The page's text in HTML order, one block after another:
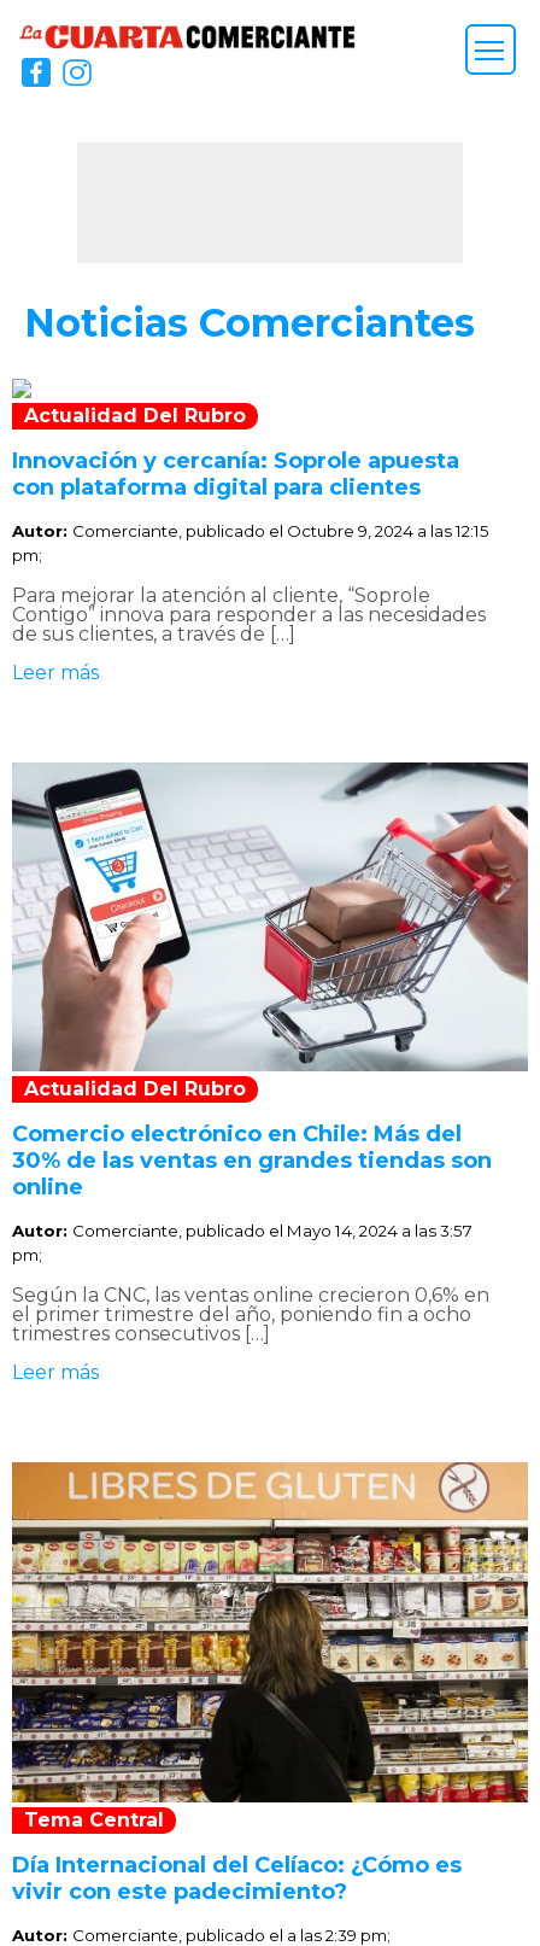
Noticias Comerciantes
Actualidad Del Rubro
Innovación y cercanía: Soprole apuesta
con plataforma digital para clientes
Autor: Comerciante, publicado el Octubre 9, 2024 a las 12:15
pm;
Para mejorar la atención al cliente, “Soprole
Contigo” innova para responder a las necesidades
de sus clientes, a través de […]
Leer más
Actualidad Del Rubro
Comercio electrónico en Chile: Más del
30% de las ventas en grandes tiendas son
online
Autor: Comerciante, publicado el Mayo 14, 2024 a las 3:57
pm;
Según la CNC, las ventas online crecieron 0,6% en
el primer trimestre del año, poniendo fin a ocho
trimestres consecutivos […]
Leer más
Tema Central
Día Internacional del Celíaco: ¿Cómo es
vivir con este padecimiento?
Autor: Comerciante, publicado el a las 2:39 pm;